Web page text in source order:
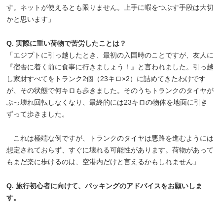
す。ネットが使えるとも限りません。上手に暇をつぶす手段は大切
かと思います」
Q. 実際に重い荷物で苦労したことは？
「エジプトに引っ越したとき、最初の入国時のことですが、友人に
『宿舎に着く前に食事に行きましょう！』と言われました。引っ越
し家財すべてをトランク2個（23キロ×2）に詰めてきたわけです
が、その状態で何キロも歩きました。そのうちトランクのタイヤが
ぶっ壊れ回転しなくなり、最終的には23キロの物体を地面に引き
ずって歩きました。
これは極端な例ですが、トランクのタイヤは悪路を進むようには
想定されておらず、すぐに壊れる可能性があります。荷物があって
もまだ楽に歩けるのは、空港内だけと言えるかもしれません」
Q. 旅行初心者に向けて、パッキングのアドバイスをお願いしま
す。